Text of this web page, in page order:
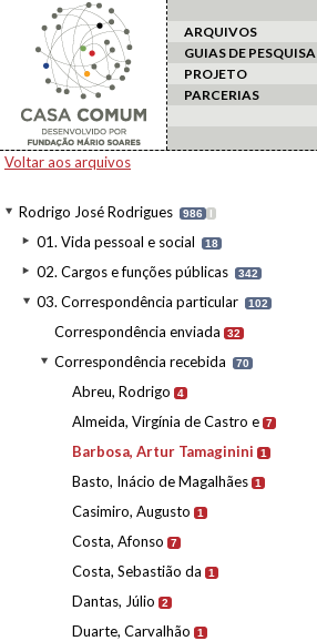
ARQUIVOS
GUIAS DE PESQUISA
PROJETO
PARCERIAS
Voltar aos arquivos
Rodrigo José Rodrigues 986 I
01. Vida pessoal e social 18
02. Cargos e funções públicas 342
03. Correspondência particular 102
Correspondência enviada 32
Correspondência recebida 70
Abreu, Rodrigo 4
Almeida, Virgínia de Castro e 7
Barbosa, Artur Tamaginini 1
Basto, Inácio de Magalhães 1
Casimiro, Augusto 1
Costa, Afonso 7
Costa, Sebastião da 1
Dantas, Júlio 2
Duarte, Carvalhão 1